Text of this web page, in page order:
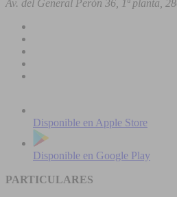
Av. del General Perón 36, 1ª planta,
Disponible en Apple Store
Disponible en Google Play
PARTICULARES